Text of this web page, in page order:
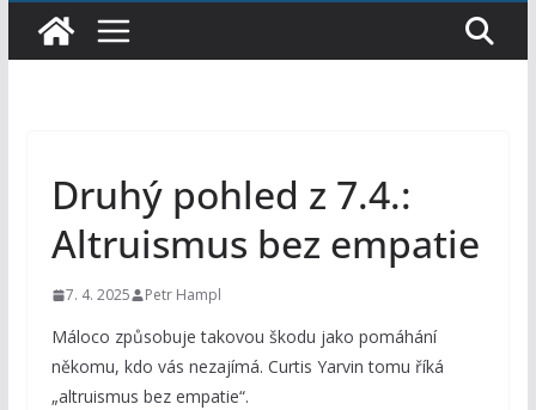
Druhý pohled z 7.4.:
Altruismus bez empatie
7. 4. 2025 Petr Hampl
Máloco způsobuje takovou škodu jako pomáhání
někomu, kdo vás nezajímá. Curtis Yarvin tomu říká
„altruismus bez empatie“.